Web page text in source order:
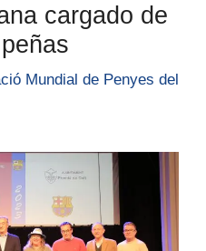
cargado de
Mundial de Penyes del